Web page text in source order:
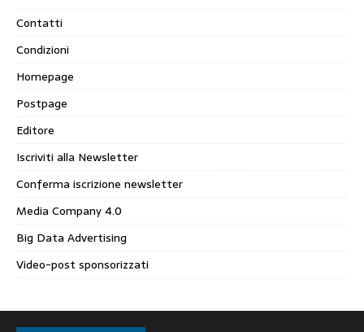
Contatti
Condizioni
Homepage
Postpage
Editore
Iscriviti alla Newsletter
Conferma iscrizione newsletter
Media Company 4.0
Big Data Advertising
Video-post sponsorizzati